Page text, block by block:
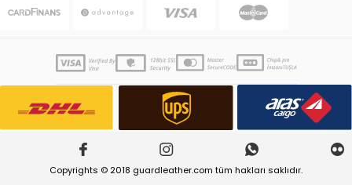
Copyrights © 2018 guardleather.com tüm hakları saklıdır.